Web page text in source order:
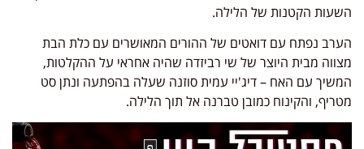
השעות הקטנות של הלילה.
הערב נפתח עם דואטים של ההורים המאושרים עם כלת הבת
מצווה מבית היוצר של שי רביזדה שהיה אחראי על ההקלטות,
המשיך עם האח – דיג'יי עמית סוזנה שעלה בהפתעה ונתן סט
מטריף, והקינוח כמובן טברנה אל תוך הלילה.